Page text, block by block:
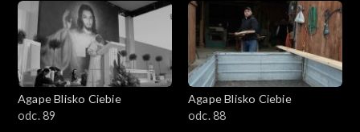
Agape Blisko Ciebie
odc. 89
Agape Blisko Ciebie
odc. 88